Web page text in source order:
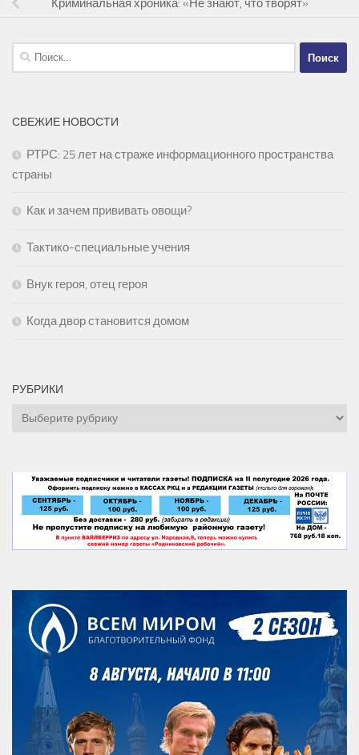
Криминальная хроника: «Не знают, что творят»
Найти:
СВЕЖИЕ НОВОСТИ
РТРС: 25 лет на страже информационного пространства
страны
Как и зачем прививать овощи?
Тактико-специальные учения
Внук героя, отец героя
Когда двор становится домом
РУБРИКИ
Рубрики